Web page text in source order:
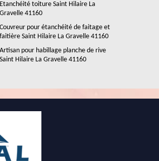
&
tant que spécialiste
Etanchéité toiture Saint Hilaire La
Gravelle 41160
Couvreur pour étanchéité de faitage et
faitière Saint Hilaire La Gravelle 41160
Artisan pour habillage planche de rive
Saint Hilaire La Gravelle 41160